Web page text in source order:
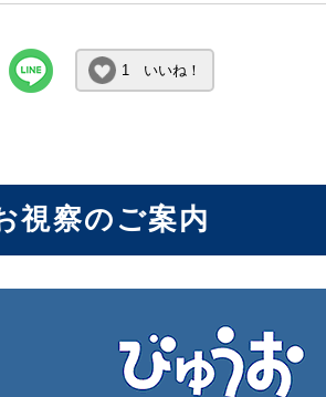
1 いいね！
視察のご案内